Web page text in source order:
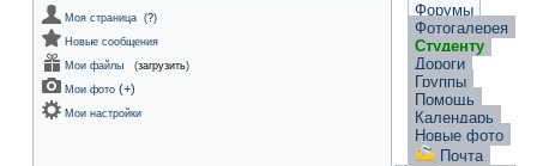
Моя страница (?)
Новые сообщения
Мои файлы
(загрузить)
Мои фото (+)
Мои настройки
Форумы
Фотогалерея
Студенту
Дороги
Группы
Помощь
Календарь
Новые фото
Почта